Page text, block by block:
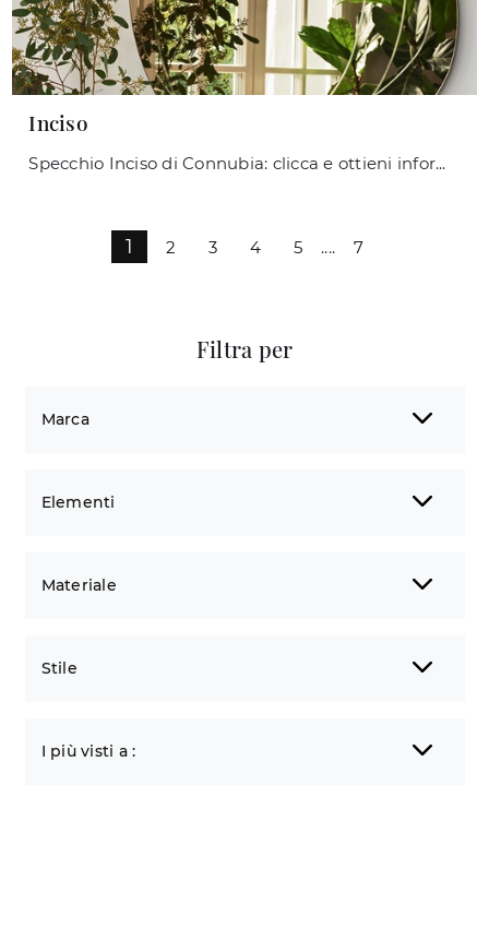
Inciso
Specchio Inciso di Connubia: clicca e ottieni informazioni sui Complementi e specchi moderni senza cornice del noto e rinomato brand!
1 2 3 4 5 .... 7
Filtra per
Marca
Elementi
Materiale
Stile
I più visti a :